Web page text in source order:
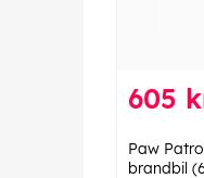
605
Paw
brandbil